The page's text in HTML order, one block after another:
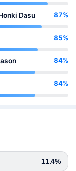
Dasu 87%
85%
84%
84%
11.4%